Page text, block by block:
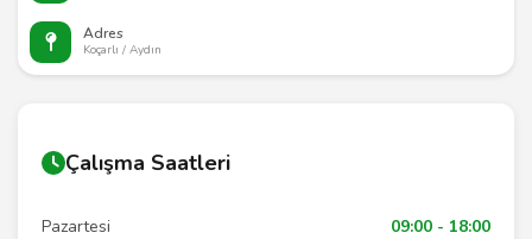
Adres
Koçarlı / Aydın
Çalışma Saatleri
Pazartesi 09:00 - 18:00